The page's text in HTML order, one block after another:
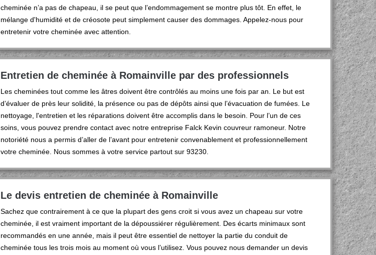
cheminée n’a pas de chapeau, il se peut que l’endommagement se montre plus tôt. En effet, le
mélange d'humidité et de créosote peut simplement causer des dommages. Appelez-nous pour
entretenir votre cheminée avec attention.
Entretien de cheminée à Romainville par des professionnels
Les cheminées tout comme les âtres doivent être contrôlés au moins une fois par an. Le but est
d’évaluer de près leur solidité, la présence ou pas de dépôts ainsi que l’évacuation de fumées. Le
nettoyage, l'entretien et les réparations doivent être accomplis dans le besoin. Pour l’un de ces
soins, vous pouvez prendre contact avec notre entreprise Falck Kevin couvreur ramoneur. Notre
notoriété nous a permis d’aller de l’avant pour entretenir convenablement et professionnellement
votre cheminée. Nous sommes à votre service partout sur 93230.
Le devis entretien de cheminée à Romainville
Sachez que contrairement à ce que la plupart des gens croit si vous avez un chapeau sur votre
cheminée, il est vraiment important de la dépoussiérer régulièrement. Des écarts minimaux sont
recommandés en une année, mais il peut être essentiel de nettoyer la partie du conduit de
cheminée tous les trois mois au moment où vous l’utilisez. Vous pouvez nous demander un devis